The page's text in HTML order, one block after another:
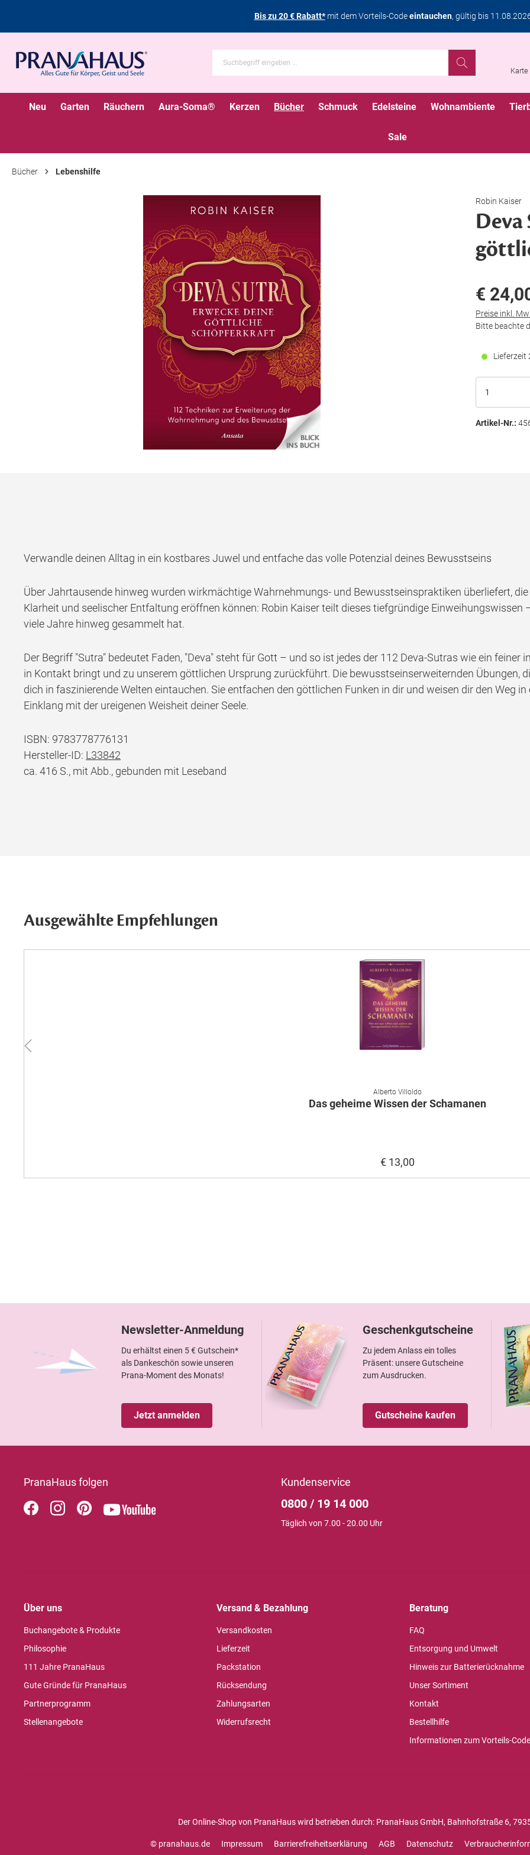
Bis zu 20 € Rabatt*mit dem Vorteils-Codeeintauchen, gültig bis
Neu Garten Räuchern Aura-Soma® Kerzen Bücher Schmuck Edelsteine Wohnambiente
Sale
Bücher Lebenshilfe
Robin Kaiser
Deva
€
Preise inkl.
Bitte beachte
Lieferzeit
Artikel-Nr.:
Verwandle deinen Alltag in ein kostbares Juwel und entfache das volle Potenzial deines Bewusstseins
Über Jahrtausende hinweg wurden wirkmächtige Wahrnehmungs- und Bewusstseinspraktiken überliefert,
Klarheit und seelischer Entfaltung eröffnen können: Robin Kaiser teilt dieses tiefgründige Einweihungswissen
viele Jahre hinweg gesammelt hat.
Der Begriff "Sutra" bedeutet Faden, "Deva" steht für Gott – und so ist jedes der 112 Deva-Sutras wie ein
in Kontakt bringt und zu unserem göttlichen Ursprung zurückführt. Die bewusstseinserweiternden Übungen,
dich in faszinierende Welten eintauchen. Sie entfachen den göttlichen Funken in dir und weisen dir den Weg
Einklang mit der ureigenen Weisheit deiner Seele.
ISBN: 9783778776131
Hersteller-ID: L33842
ca. 416 S., mit Abb., gebunden mit Leseband
Ausgewählte Empfehlungen
Alberto Villoldo
Das geheime Wissen der Schamanen
€ 13,00
Newsletter-Anmeldung
Du erhältst einen 5 € Gutschein*
als Dankeschön sowie unseren
Prana-Moment des Monats!
Jetzt anmelden
Geschenkgutscheine
Zu jedem Anlass ein tolles
Präsent: unsere Gutscheine
zum Ausdrucken.
Gutscheine kaufen
PranaHaus folgen Kundenservice
0800 / 19 14 000
Täglich von 7.00 - 20.00 Uhr
Über uns
Buchangebote & Produkte
Philosophie
111 Jahre PranaHaus
Gute Gründe für PranaHaus
Partnerprogramm
Stellenangebote
Versand & Bezahlung
Versandkosten
Lieferzeit
Packstation
Rücksendung
Zahlungsarten
Widerrufsrecht
Beratung
FAQ
Entsorgung und Umwelt
Hinweis zur Batterierücknahme
Unser Sortiment
Kontakt
Bestellhilfe
Informationen zum Vorteils-Code
Der Online-Shop von PranaHaus wird betrieben durch: PranaHaus GmbH, Bahnhofstraße 6,
© pranahaus.de Impressum Barrierefreiheitserklärung AGB Datenschutz